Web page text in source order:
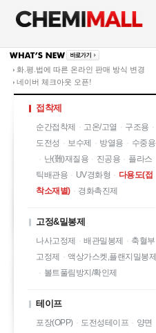
화.평.법에 따른 온라인 판매 방식 변경
네이버 체크아웃 오픈!
접착제
순간접착제 · 고온/고열 · 구조용 ·
도전성 · 보수제 · 방열용 · 수중용
· 난(難)재질용 · 진공용 · 플라스
틱배관용 · UV경화형 · 다용도(접
착소재별) · 경화촉진제
고정&밀봉제
나사고정제 · 배관밀봉제 · 축혈부
고정제
· 액상가스켓,플랜지밀봉제
· 볼트풀림방지/확인제
테이프
포장(OPP) · 도전성테이프 · 양면